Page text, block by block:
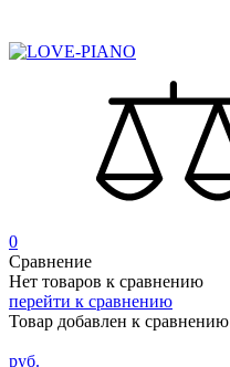
0
Сравнение
Нет товаров к сравнению
перейти к сравнению
Товар добавлен к сравнению
руб.